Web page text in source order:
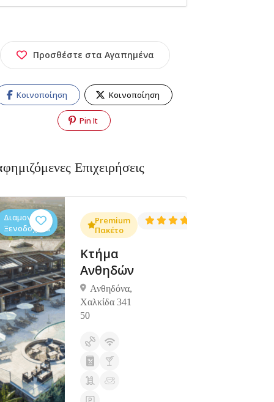
Προσθέστε στα Αγαπημένα
Κοινοποίηση Κοινοποίηση
Pin It
Επιχειρήσεις
(1381)
Διαμονή,
Ξενοδοχεία
Premium
Πακέτο
Κτήμα
Ανθηδών
Ανθηδόνα,
Χαλκίδα 341
50